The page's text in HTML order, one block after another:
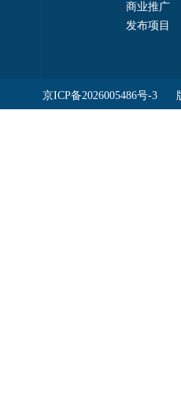
商业推广
发布项目
京ICP备2026005486号-3